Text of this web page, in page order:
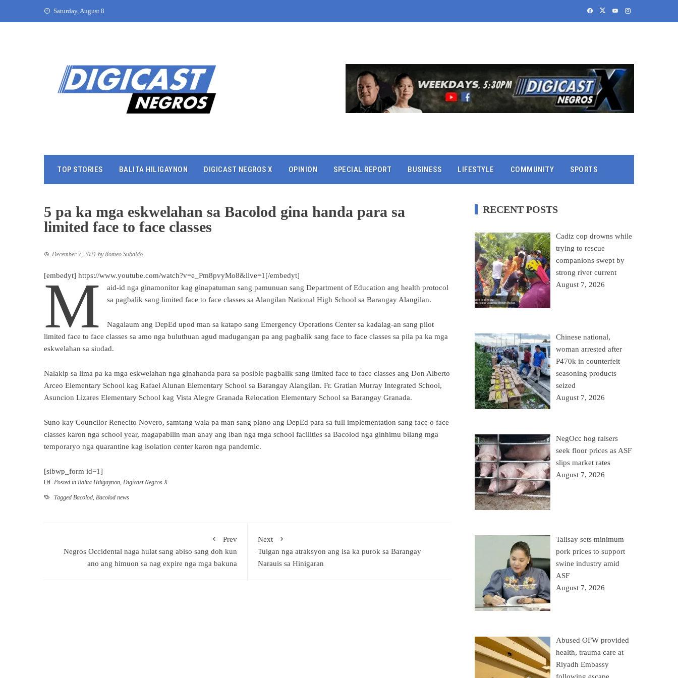
Saturday, August 8
TOP STORIES BALITA HILIGAYNON DIGICAST NEGROS X OPINION SPECIAL REPORT BUSINESS LIFESTYLE COMMUNITY SPORTS
5 pa ka mga eskwelahan sa Bacolod gina handa para sa
limited face to face classes
December 7, 2021 byRomeo Subaldo
[embedyt] https://www.youtube.com/watch?v=e_Pm8pvyMo8&live=1[/embedyt]
M
aid-id nga ginamonitor kag ginapatuman sang pamunuan sang Department of Education ang health protocol
sa pagbalik sang limited face to face classes sa Alangilan National High School sa Barangay Alangilan.
Nagalaum ang DepEd upod man sa katapo sang Emergency Operations Center sa kadalag-an sang pilot
limited face to face classes sa amo nga buluthuan agud madugangan pa ang pagbalik sang face to face classes sa pila pa ka mga
eskwelahan sa siudad.
Nalakip sa lima pa ka mga eskwelahan nga ginahanda para sa posible pagbalik sang limited face to face classes ang Don Alberto
Arceo Elementary School kag Rafael Alunan Elementary School sa Barangay Alangilan. Fr. Gratian Murray Integrated School,
Asuncion Lizares Elementary School kag Vista Alegre Granada Relocation Elementary School sa Barangay Granada.
Suno kay Councilor Renecito Novero, samtang wala pa man sang plano ang DepEd para sa full implementation sang face o face
classes karon nga school year, magapabilin man anay ang iban nga mga school facilities sa Bacolod nga ginhimu bilang mga
temporaryo nga quarantine kag isolation center karon nga pandemic.
[sibwp_form id=1]
Posted in Balita Hiligaynon, Digicast Negros X
Tagged Bacolod, Bacolod news
Prev
Negros Occidental naga hulat sang abiso sang doh kun
ano ang himuon sa nag expire nga mga bakuna
Next
Tuigan nga atraksyon ang isa ka purok sa Barangay
Narauis sa Hinigaran
RECENT POSTS
Cadiz cop drowns while
trying to rescue
companions swept by
strong river current
August 7, 2026
Chinese national,
woman arrested after
P470k in counterfeit
seasoning products
seized
August 7, 2026
NegOcc hog raisers
seek floor prices as ASF
slips market rates
August 7, 2026
Talisay sets minimum
pork prices to support
swine industry amid
ASF
August 7, 2026
Abused OFW provided
health, trauma care at
Riyadh Embassy